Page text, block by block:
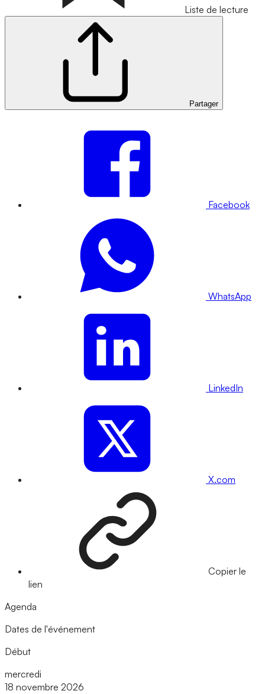
Liste de lecture
Partager
Facebook
WhatsApp
LinkedIn
X.com
Copier le
lien
Agenda
Dates de l'événement
Début
mercredi
18 novembre 2026